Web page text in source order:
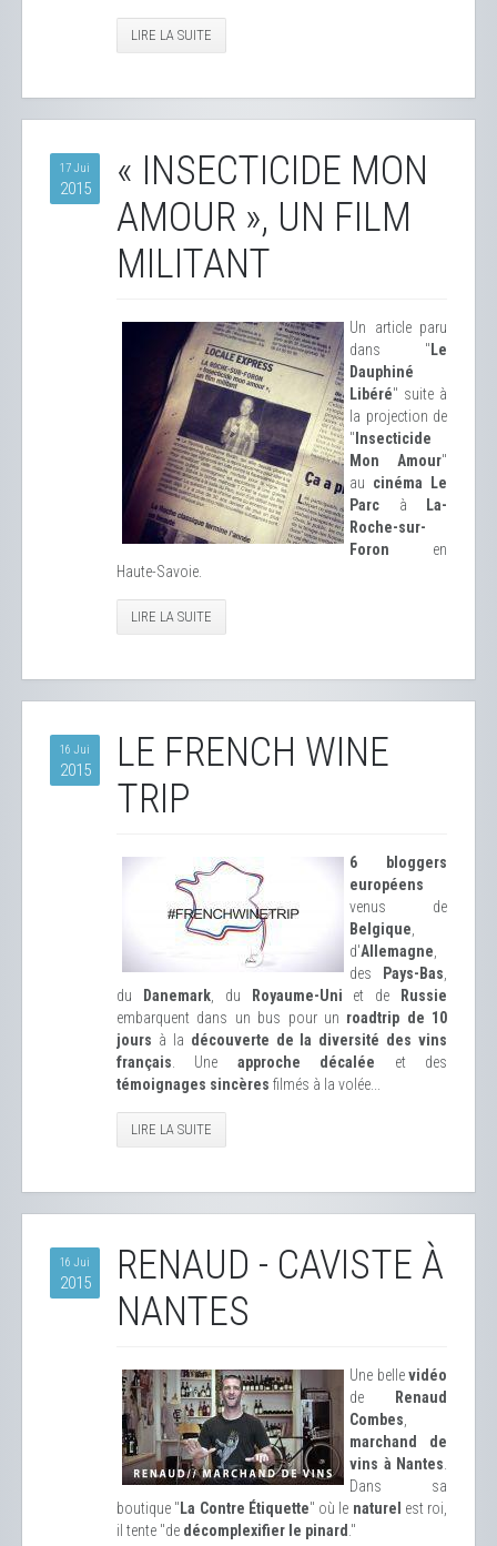
LIRE LA SUITE
17 Jui
2015
« INSECTICIDE MON
AMOUR », UN FILM
MILITANT
Un article paru
dans " Le
Dauphiné
Libéré" suite à
la projection de
" Insecticide
Mon Amour"
au cinéma Le
Parc à
La-
Roche-sur-
Foron en
Haute-Savoie.
LIRE LA SUITE
16 Jui
2015
LE FRENCH WINE
TRIP
6 bloggers
européens
venus de
Belgique
d'Allemagne
des
Pays-Bas
du
Danemark, du Royaume-Uni et de
Russie
embarquent dans un bus pour un roadtrip de 10
jours à la découverte de la diversité des vins
français . Une approche décalée et des
témoignages sincères filmés à la volée...
LIRE LA SUITE
16 Jui
2015
RENAUD - CAVISTE À
NANTES
Une bellevidéo
de Renaud
Combes
marchand de
vins à Nantes
Dans sa
boutique " La Contre Étiquette" où le naturel est roi,
il tente "de décomplexifier le pinard ."